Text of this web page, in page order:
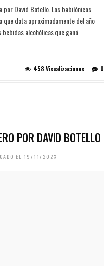
por David Botello. Los babilónicos
que data aproximadamente del año
alcohólicas que ganó
0
458 Visualizaciones
POR DAVID BOTELLO
EL 19/11/2023